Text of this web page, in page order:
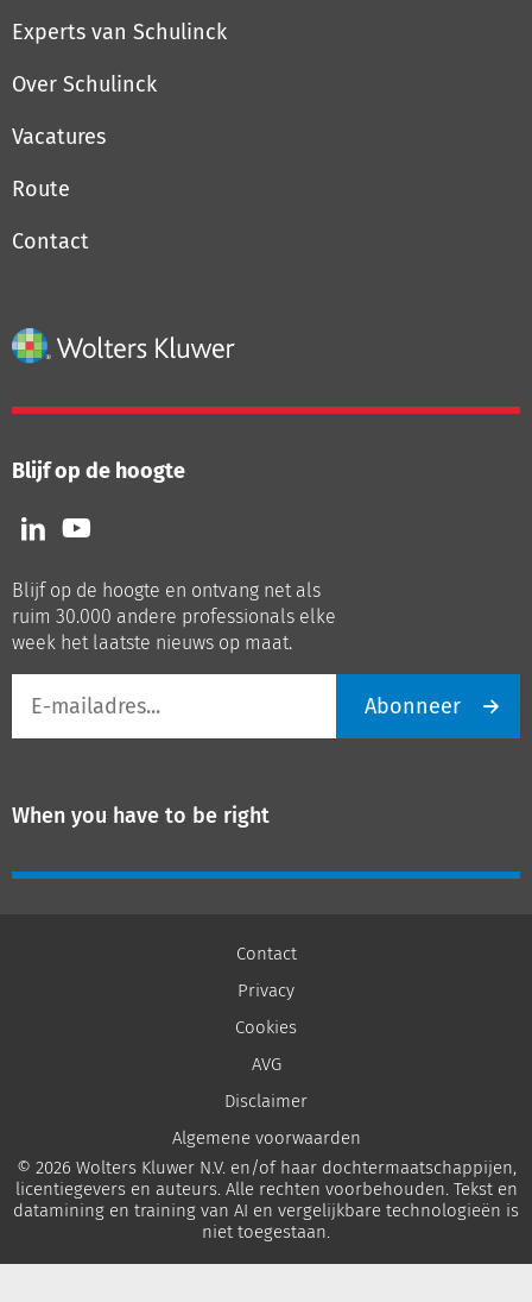
Experts van Schulinck
Over Schulinck
Vacatures
Route
Contact
Blijf op de hoogte
Volg
ons
LinkedIn
Volg
ons
Youtube
Blijf op de hoogte en ontvang net als
ruim 30.000 andere professionals elke
week het laatste nieuws op maat.
mailadres
Abonneer
When you have to be right
Contact
Privacy
Cookies
AVG
Disclaimer
Algemene voorwaarden
© 2026 Wolters Kluwer N.V. en/of haar dochtermaatschappijen,
licentiegevers en auteurs. Alle rechten voorbehouden. Tekst en
datamining en training van AI en vergelijkbare technologieën is
niet toegestaan.